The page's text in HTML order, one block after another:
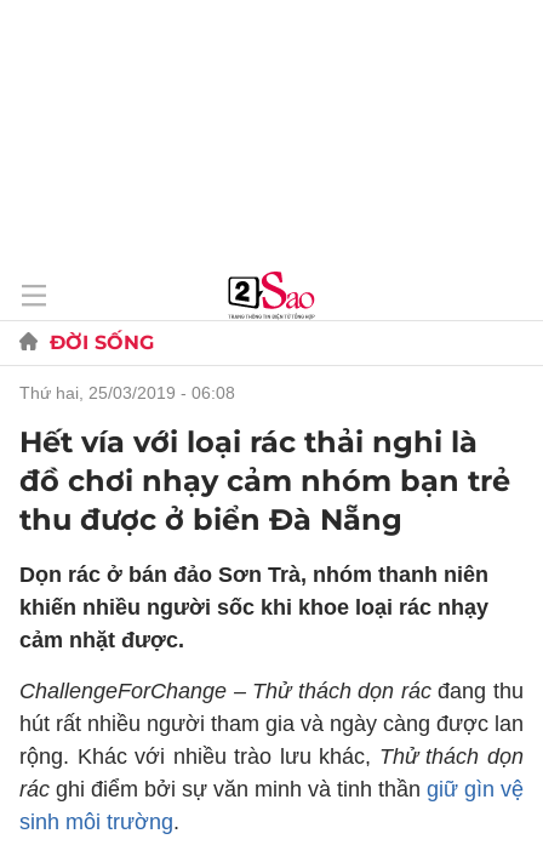
ĐỜI SỐNG
thứ hai, 25/03/2019 - 06:08
Hết vía với loại rác thải nghi là
đồ chơi nhạy cảm nhóm bạn trẻ
thu được ở biển Đà Nẵng
Dọn rác ở bán đảo Sơn Trà, nhóm thanh niên
khiến nhiều người sốc khi khoe loại rác nhạy
cảm nhặt được.
ChallengeForChange – Thử thách dọn rácđang thu
hút rất nhiều người tham gia và ngày càng được lan
rộng. Khác với nhiều trào lưu khác, Thử thách dọn
rác ghi điểm bởi sự văn minh và tinh thần giữ gìn vệ
sinh môi trường.